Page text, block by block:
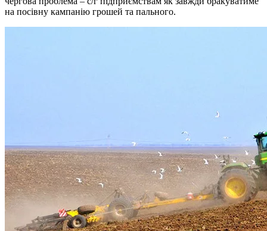
на посівну кампанію грошей та пального.